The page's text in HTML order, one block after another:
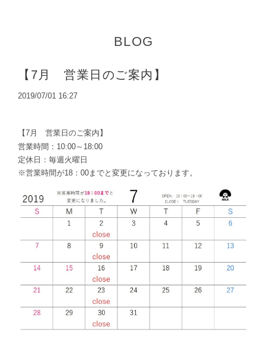
BLOG
【7月 営業日のご案内】
2019/07/01 16:27
【7月 営業日のご案内】
営業時間：10:00～18:00
定休日：毎週火曜日
※営業時間が18：00までと変更になっております。